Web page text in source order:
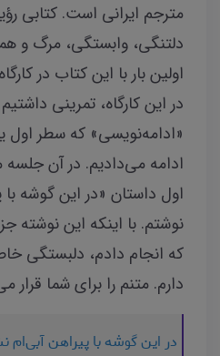
مترجم ایرانی است. کتابی
دلتنگی، وابستگی، مرگ و
اولین بار با این کتاب در
در این کارگاه، تمرینی
«ادامه‌نویسی» که سطر اول
ادامه می‌دادیم. در آن
اول داستان «در این گوشه
نوشتم. با اینکه این نوشته
که انجام دادم، دلبستگی
دارم. متنم را برای شما قرار
در این گوشه با پیراهن